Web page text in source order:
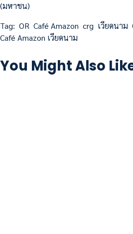
(มหาชน)
Tag: OR Café Amazon crg เวียดนาม
Café Amazon เวียดนาม
You Might Also